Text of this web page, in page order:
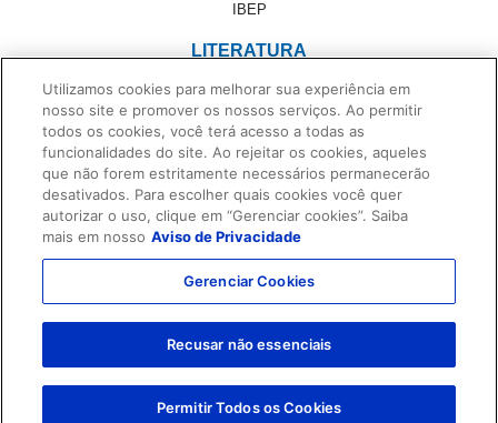
IBEP
LITERATURA
Literatura
Cultivando Leitores
Foreign Rights
Monteiro Lobato
Dentro da História
No Universo de Casa
Contato
© 2011 - 2025 FTD - Todos os direitos reservados.
Utilizamos cookies para melhorar sua experiência em
nosso site e promover os nossos serviços. Ao permitir
todos os cookies, você terá acesso a todas as
funcionalidades do site. Ao rejeitar os cookies, aqueles
que não forem estritamente necessários permanecerão
desativados. Para escolher quais cookies você quer
autorizar o uso, clique em “Gerenciar cookies”. Saiba
mais em nosso Aviso de Privacidade
Gerenciar Cookies
Recusar não essenciais
Permitir Todos os Cookies